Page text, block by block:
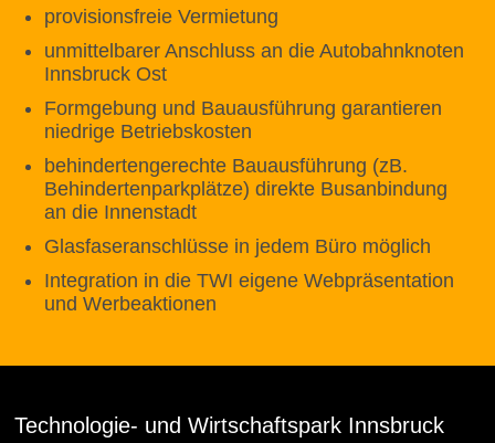
provisionsfreie Vermietung
unmittelbarer Anschluss an die Autobahnknoten
Innsbruck Ost
Formgebung und Bauausführung garantieren
niedrige Betriebskosten
behindertengerechte Bauausführung (zB.
Behindertenparkplätze) direkte Busanbindung
an die Innenstadt
Glasfaseranschlüsse in jedem Büro möglich
Integration in die TWI eigene Webpräsentation
und Werbeaktionen
Technologie- und Wirtschaftspark Innsbruck